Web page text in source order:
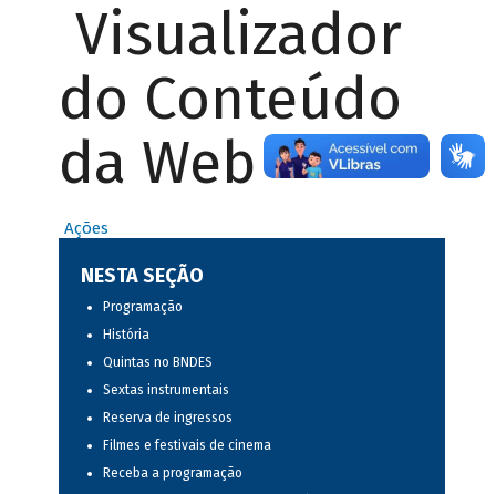
Visualizador
do Conteúdo
da Web
Ações
NESTA SEÇÃO
Programação
História
Quintas no BNDES
Sextas instrumentais
Reserva de ingressos
Filmes e festivais de cinema
Receba a programação